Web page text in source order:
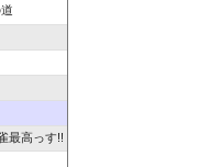
最高っす!!